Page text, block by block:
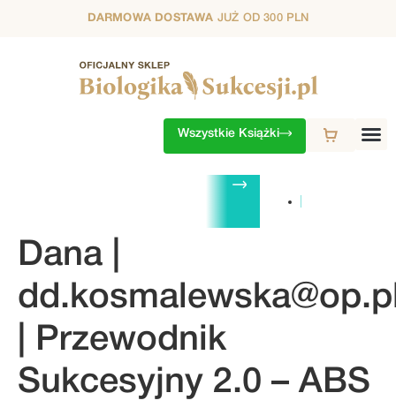
DARMOWA DOSTAWA JUŻ OD 300 PLN
Wszystkie Książki
4. SEZON
Dana |
| Przewodnik
Sukcesyjny 2.0 – ABS